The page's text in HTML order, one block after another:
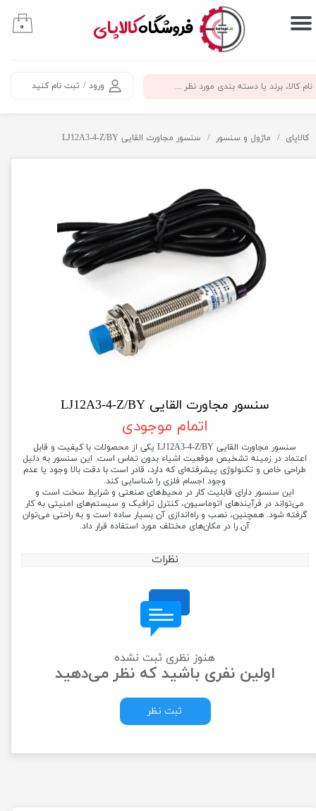
​فروشگاهکالاپای
ورود / ثبت نام کنید
حساب کاربری من
سفارشات
۰
کالاپای ماژول و سنسور سنسور مجاورت القایی LJ12A3-4-Z/BY
سنسور مجاورت القایی LJ12A3-4-Z/BY
اتمام موجودی
سنسور مجاورت القایی LJ12A3-4-Z/BY یکی از محصولات با کیفیت و قابل
اعتماد در زمینه تشخیص موقعیت اشیاء بدون تماس است. این سنسور به دلیل
طراحی خاص و تکنولوژی پیشرفته‌ای که دارد، قادر است با دقت بالا وجود یا عدم
وجود اجسام فلزی را شناسایی کند.
این سنسور دارای قابلیت کار در محیط‌های صنعتی و شرایط سخت است و
می‌تواند در فرآیندهای اتوماسیون، کنترل ترافیک و سیستم‌های امنیتی به کار
گرفته شود. همچنین، نصب و راه‌اندازی آن بسیار ساده است و به راحتی می‌توان
آن را در مکان‌های مختلف مورد استفاده قرار داد.
نظرات
هنوز نظری ثبت نشده
اولین نفری باشید که نظر می‌دهید
ثبت نظر